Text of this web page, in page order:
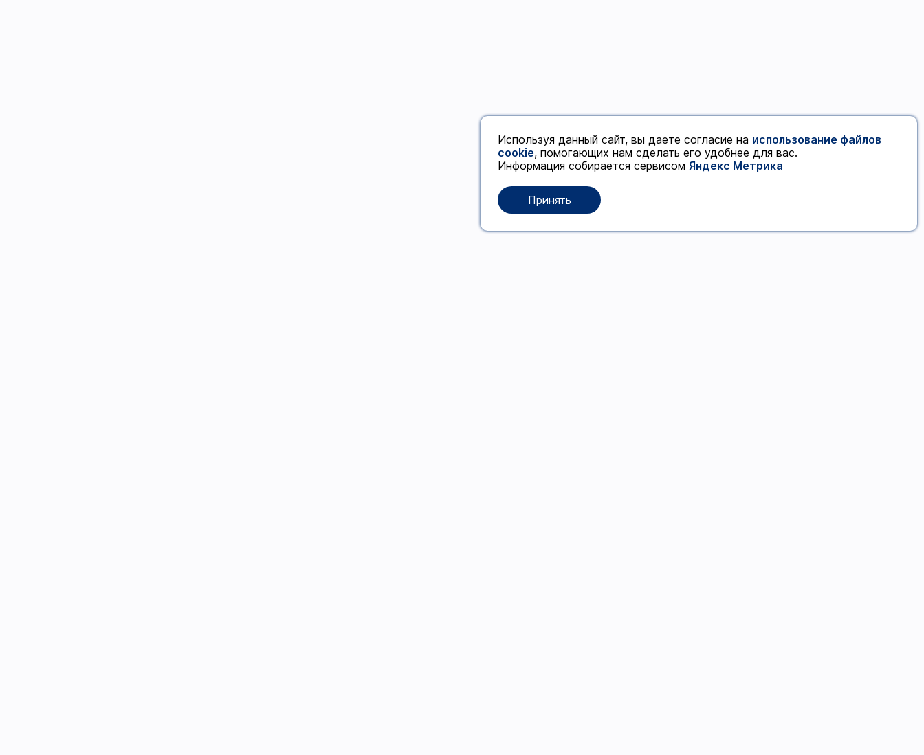
Используя данный сайт, вы даете согласие на использование файлов
cookie, помогающих нам сделать его удобнее для вас.
Информация собирается сервисом Яндекс Метрика
Принять